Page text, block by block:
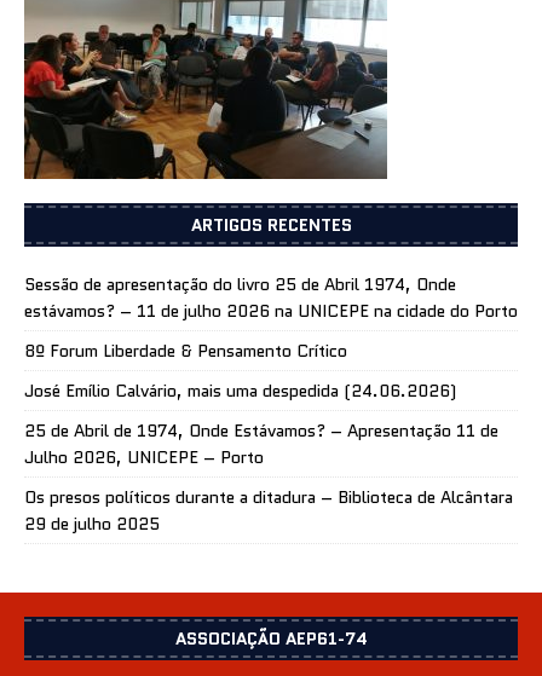
ARTIGOS RECENTES
Sessão de apresentação do livro 25 de Abril 1974, Onde
estávamos? – 11 de julho 2026 na UNICEPE na cidade do Porto
8º Forum Liberdade & Pensamento Crítico
José Emílio Calvário, mais uma despedida (24.06.2026)
25 de Abril de 1974, Onde Estávamos? – Apresentação 11 de
Julho 2026, UNICEPE – Porto
Os presos políticos durante a ditadura – Biblioteca de Alcântara
29 de julho 2025
ASSOCIAÇÃO AEP61-74